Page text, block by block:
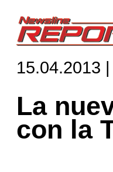
15.04.2013
La
con la